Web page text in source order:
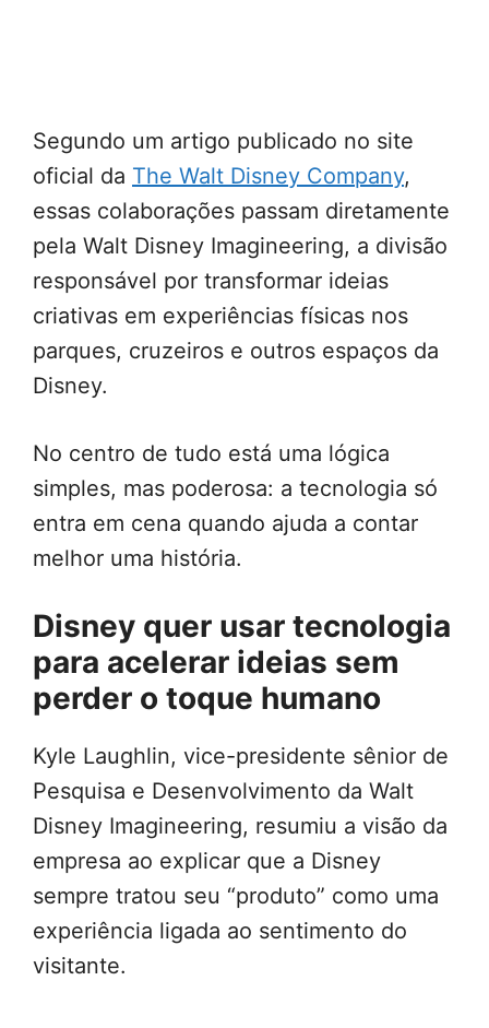
Segundo um artigo publicado no site
oficial da The Walt Disney Company,
essas colaborações passam diretamente
pela Walt Disney Imagineering, a divisão
responsável por transformar ideias
criativas em experiências físicas nos
parques, cruzeiros e outros espaços da
Disney.
No centro de tudo está uma lógica
simples, mas poderosa: a tecnologia só
entra em cena quando ajuda a contar
melhor uma história.
Disney quer usar tecnologia
para acelerar ideias sem
perder o toque humano
Kyle Laughlin, vice-presidente sênior de
Pesquisa e Desenvolvimento da Walt
Disney Imagineering, resumiu a visão da
empresa ao explicar que a Disney
sempre tratou seu “produto” como uma
experiência ligada ao sentimento do
visitante.